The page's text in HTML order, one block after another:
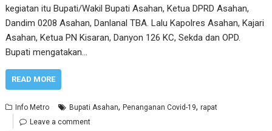
kegiatan itu Bupati/Wakil Bupati Asahan, Ketua DPRD Asahan,
Dandim 0208 Asahan, Danlanal TBA. Lalu Kapolres Asahan, Kajari
Asahan, Ketua PN Kisaran, Danyon 126 KC, Sekda dan OPD.
Bupati mengatakan…
READ MORE
Info Metro Bupati Asahan,Penanganan Covid-19,rapat
Leave a comment